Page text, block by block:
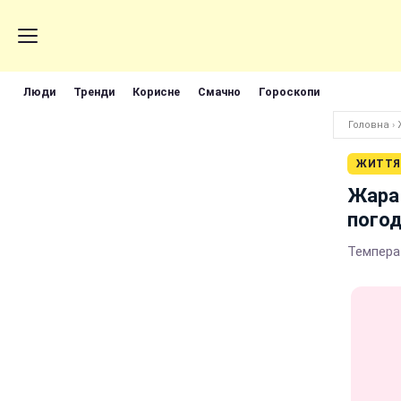
Люди Тренди Корисне Смачно Гороскопи
Головна ›
ЖИТТЯ
Жара